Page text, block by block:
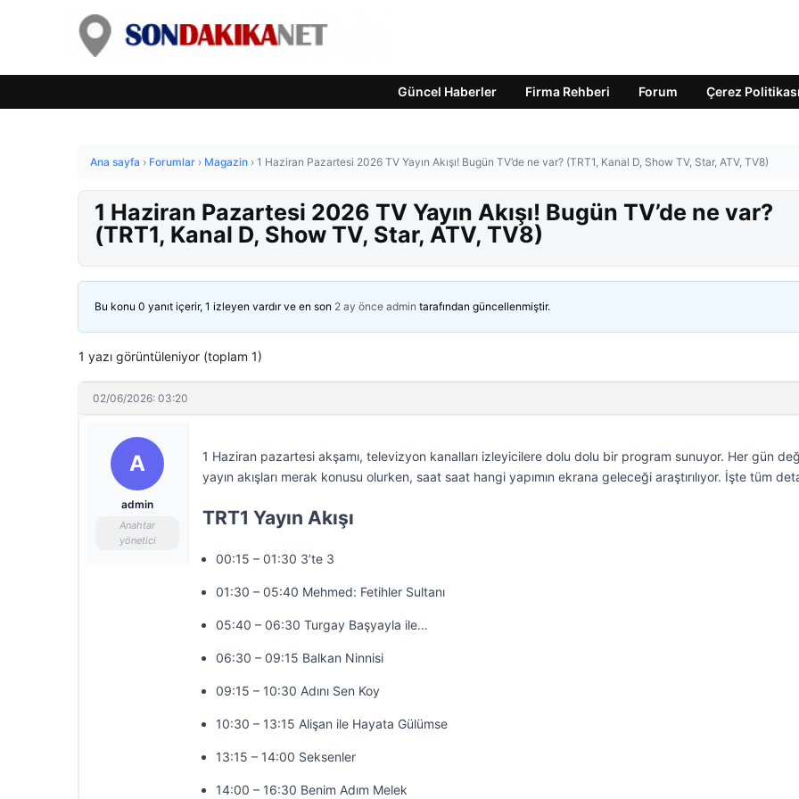
Güncel Haberler Firma Rehberi Forum Çerez Politikası
Ana sayfa › Forumlar › Magazin › 1 Haziran Pazartesi 2026 TV Yayın Akışı! Bugün TV’de ne var? (TRT1, Kanal D, Show TV, Star, ATV, TV8)
1 Haziran Pazartesi 2026 TV Yayın Akışı! Bugün TV’de ne var?
(TRT1, Kanal D, Show TV, Star, ATV, TV8)
Bu konu 0 yanıt içerir, 1 izleyen vardır ve en son 2 ay önce admin tarafından güncellenmiştir.
1 yazı görüntüleniyor (toplam 1)
02/06/2026: 03:20
A
admin
Anahtar
yönetici
1 Haziran pazartesi akşamı, televizyon kanalları izleyicilere dolu dolu bir program sunuyor. Her gün
yayın akışları merak konusu olurken, saat saat hangi yapımın ekrana geleceği araştırılıyor. İşte tüm
TRT1 Yayın Akışı
00:15 – 01:30 3’te 3
01:30 – 05:40 Mehmed: Fetihler Sultanı
05:40 – 06:30 Turgay Başyayla ile…
06:30 – 09:15 Balkan Ninnisi
09:15 – 10:30 Adını Sen Koy
10:30 – 13:15 Alişan ile Hayata Gülümse
13:15 – 14:00 Seksenler
14:00 – 16:30 Benim Adım Melek